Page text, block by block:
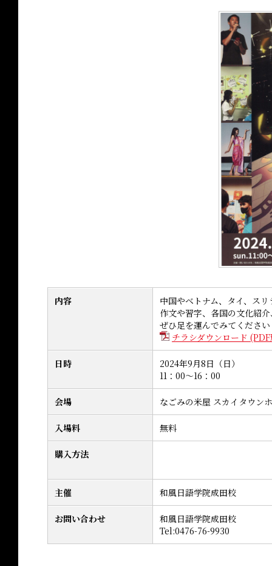
内容
中国やベトナム、タイ、ス
作文や習字、各国の文化紹
ぜひ足を運んでみてくださ
チラシダウンロード
日時
2024年9月8日（日）
11：00～16：00
会場 なごみの米屋 スカイタウン
入場料 無料
購入方法
主催 和風日語学院成田校
お問い合わせ
和風日語学院成田校
Tel:0476-76-9930